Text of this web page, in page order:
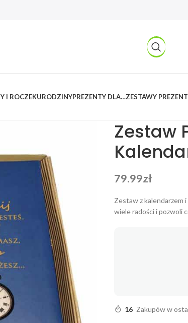
I ROCZEKURODZINYPREZENTY DLA…ZESTAWY
Zestaw
79.99zł
Zestaw z kalendarzem
wiele radości i pozwoli
16 Zakupów w